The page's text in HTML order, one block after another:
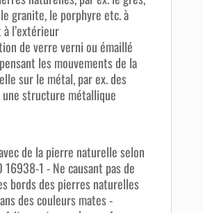
granite, le porphyre etc. à
l’extérieur
de verre verni ou émaillé
les mouvements de la
sur le métal, par ex. des
une structure métallique
de la pierre naturelle selon
16938-1 - Ne causant pas de
bords des pierres naturelles
des couleurs mates -